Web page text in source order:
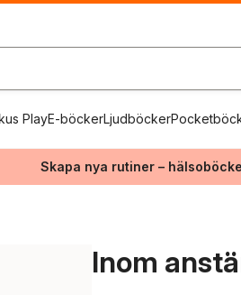
PlayE-böckerLjudböcker
Skapa nya rutiner –
Inom